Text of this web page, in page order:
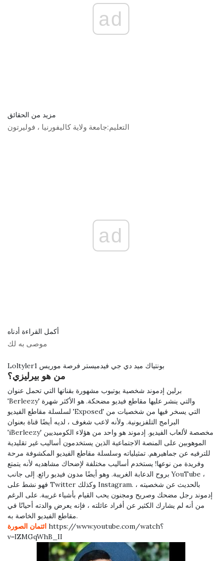
ad
مزيد من الحقائق
التعليم:جامعة ولاية كاليفورنيا ، فوليرتون
ad
أكمل القراءة أدناه
موصى به لك
Loltyler1 بونتياك ميد دي جي فيدميستر فرصة موريس
من هو بيرليزي؟
برلين إدموند شخصية يوتيوب مشهورة بقناتها التي تحمل عنوان
'Berleezy' والتي ينشر عليها مقاطع فيديو مضحكة. هو الأكثر شهرة
لسلسلة مقاطع الفيديو 'Exposed' التي يسخر فيها من شخصيات من
البرامج التلفزيونية. ولأنه لاعب شغوف ، لديه أيضًا قناة بعنوان
'iBerleezy' مخصصة لألعاب الفيديو. إدموند هو واحد من هؤلاء الكوميديين
الموهوبين على المنصة الاجتماعية الذين يستخدمون أساليب غير تقليدية
للترفيه عن جماهيرهم. تمثيلياته وسلسلة مقاطع الفيديو المكشوفة مرحة
وفريدة من نوعها! يستخدم أساليب مختلفة لإضحاك مشاهديه لأنه يتمتع
بروح الدعابة الغريبة. وهو أيضًا مدون فيديو رائع. إلى جانب YouTube ،
فهو نشط على Twitter وكذلك Instagram. بالحديث عن شخصيته ،
إدموند رجل مضحك وصريح ومجنون يحب القيام بأشياء غريبة. على الرغم
من أنه لم يشارك الكثير عن أفراد عائلته ، فإنه يعرض والدته أحيانًا في
مقاطع الفيديو الخاصة به.
ائتمان الصورة https://www.youtube.com/watch؟
v=IZMGqWhB_II